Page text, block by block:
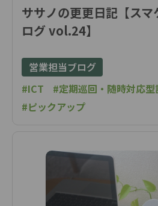
ササノの更更日記【ス
ログ vol.24】
営業担当ブログ
#ICT
#定期巡回・随時対応
#ピックアップ